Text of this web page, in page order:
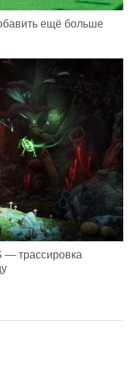
ещё больше
— трассировка